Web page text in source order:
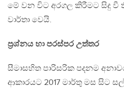
මේ වන විට අරගල කිරීමට සිදු
වාර්තා වෙයි.
ප‍්‍රශ්නය හා පරස්පර උත්තර
සීමාසහිත පාරිසරික පදනම
ආකාරයට 2017 මාර්තු මස සිට